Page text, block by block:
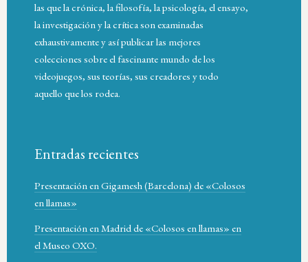
las que la crónica, la filosofía, la psicología, el ensayo,
la investigación y la crítica son examinadas
exhaustivamente y así publicar las mejores
colecciones sobre el fascinante mundo de los
videojuegos, sus teorías, sus creadores y todo
aquello que los rodea.
Entradas recientes
Presentación en Gigamesh (Barcelona) de «Colosos
en llamas»
Presentación en Madrid de «Colosos en llamas» en
el Museo OXO.